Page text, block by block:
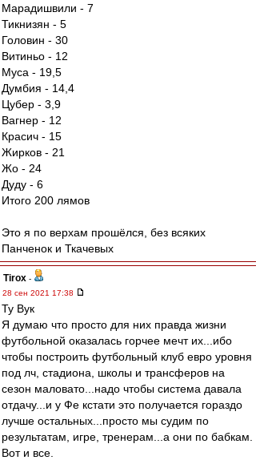
Марадишвили - 7
Тикнизян - 5
Головин - 30
Витиньо - 12
Муса - 19,5
Думбия - 14,4
Цубер - 3,9
Вагнер - 12
Красич - 15
Жирков - 21
Жо - 24
Дуду - 6
Итого 200 лямов
Это я по верхам прошёлся, без всяких
Панченок и Ткачевых
Tirox -
28 сен 2021 17:38
Ту Вук
Я думаю что просто для них правда жизни
футбольной оказалась горчее мечт их...ибо
чтобы построить футбольный клуб евро уровня
под лч, стадиона, школы и трансферов на
сезон маловато...надо чтобы система давала
отдачу...и у Фе кстати это получается гораздо
лучше остальных...просто мы судим по
результатам, игре, тренерам...а они по бабкам.
Вот и все.